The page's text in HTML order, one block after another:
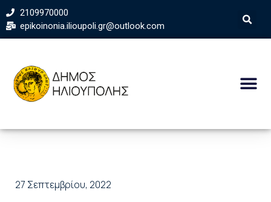
2109970000
epikoinonia.ilioupoli.gr@outlook.com
27 Σεπτεμβρίου, 2022